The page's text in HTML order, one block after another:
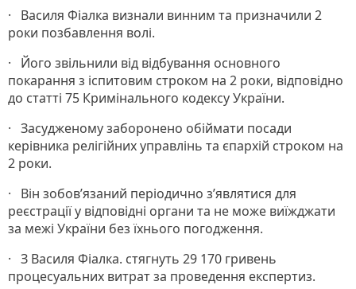
· Василя Фіалка визнали винним та призначили 2
роки позбавлення волі.
· Його звільнили від відбування основного
покарання з іспитовим строком на 2 роки, відповідно
до статті 75 Кримінального кодексу України.
· Засудженому заборонено обіймати посади
керівника релігійних управлінь та єпархій строком на
2 роки.
· Він зобов’язаний періодично з’являтися для
реєстрації у відповідні органи та не може виїжджати
за межі України без їхнього погодження.
· З Василя Фіалка. стягнуть 29 170 гривень
процесуальних витрат за проведення експертиз.